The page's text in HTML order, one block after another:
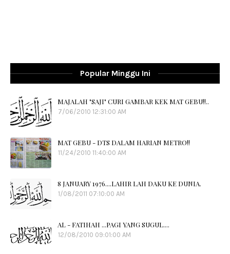
Popular Minggu Ini
MAJALAH "SAJI" CURI GAMBAR KEK MAT GEBU!!..
7/06/2010 12:31:00 AM
MAT GEBU - DTS DALAM HARIAN METRO!!
11/24/2010 11:40:00 AM
8 JANUARY 1976....LAHIR LAH DAKU KE DUNIA.
1/08/2011 07:10:00 AM
AL - FATIHAH ...PAGI YANG SUGUL....
12/08/2010 09:01:00 AM